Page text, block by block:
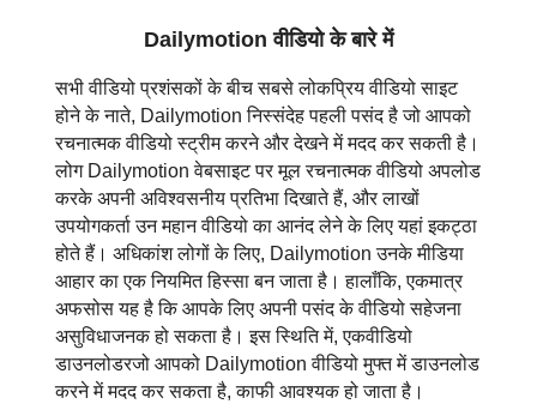
বাংলা
தமிழ்
ਪੰਜਾਬੀ
اُردُو
తెలుగు
Malaysia
Dailymotion वीडियो के बारे में
सभी वीडियो प्रशंसकों के बीच सबसे लोकप्रिय वीडियो साइट
होने के नाते, Dailymotion निस्संदेह पहली पसंद है जो आपको
रचनात्मक वीडियो स्ट्रीम करने और देखने में मदद कर सकती है।
लोग Dailymotion वेबसाइट पर मूल रचनात्मक वीडियो अपलोड
करके अपनी अविश्वसनीय प्रतिभा दिखाते हैं, और लाखों
उपयोगकर्ता उन महान वीडियो का आनंद लेने के लिए यहां इकट्ठा
होते हैं। अधिकांश लोगों के लिए, Dailymotion उनके मीडिया
आहार का एक नियमित हिस्सा बन जाता है। हालाँकि, एकमात्र
अफसोस यह है कि आपके लिए अपनी पसंद के वीडियो सहेजना
असुविधाजनक हो सकता है। इस स्थिति में, एकवीडियो
डाउनलोडरजो आपको Dailymotion वीडियो मुफ्त में डाउनलोड
करने में मदद कर सकता है, काफी आवश्यक हो जाता है।